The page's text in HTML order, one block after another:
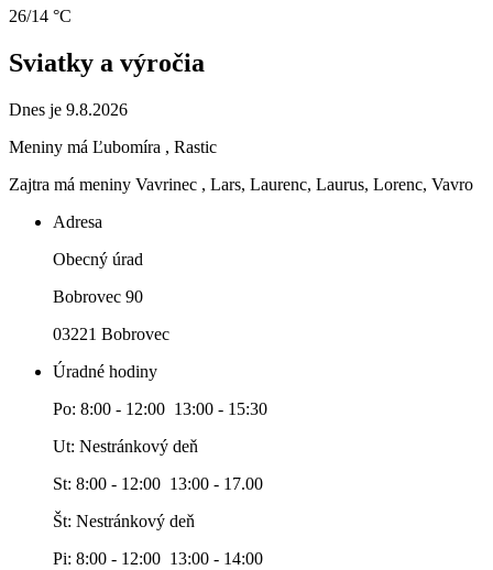
26/14 °C
Sviatky a výročia
Dnes je 9.8.2026
Meniny má Ľubomíra , Rastic
Zajtra má meniny Vavrinec , Lars, Laurenc, Laurus, Lorenc, Vavro
Adresa
Obecný úrad
Bobrovec 90
03221 Bobrovec
Úradné hodiny
Po: 8:00 - 12:00 13:00 - 15:30
Ut: Nestránkový deň
St: 8:00 - 12:00 13:00 - 17.00
Št: Nestránkový deň
Pi: 8:00 - 12:00 13:00 - 14:00